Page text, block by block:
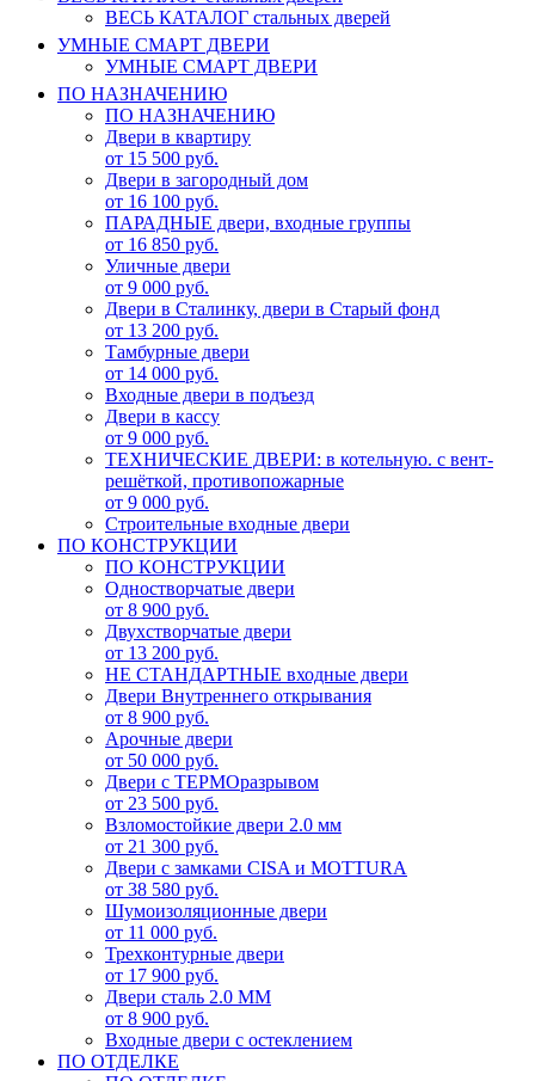
ВЕСЬ КАТАЛОГ стальных дверей
УМНЫЕ СМАРТ ДВЕРИ
УМНЫЕ СМАРТ ДВЕРИ
ПО НАЗНАЧЕНИЮ
ПО НАЗНАЧЕНИЮ
Двери в квартиру
от 15 500 руб.
Двери в загородный дом
от 16 100 руб.
ПАРАДНЫЕ двери, входные группы
от 16 850 руб.
Уличные двери
от 9 000 руб.
Двери в Сталинку, двери в Старый фонд
от 13 200 руб.
Тамбурные двери
от 14 000 руб.
Входные двери в подъезд
Двери в кассу
от 9 000 руб.
ТЕХНИЧЕСКИЕ ДВЕРИ: в котельную. с вент-
решёткой, противопожарные
от 9 000 руб.
Строительные входные двери
ПО КОНСТРУКЦИИ
ПО КОНСТРУКЦИИ
Одностворчатые двери
от 8 900 руб.
Двухстворчатые двери
от 13 200 руб.
НЕ СТАНДАРТНЫЕ входные двери
Двери Внутреннего открывания
от 8 900 руб.
Арочные двери
от 50 000 руб.
Двери с ТЕРМОразрывом
от 23 500 руб.
Взломостойкие двери 2.0 мм
от 21 300 руб.
Двери с замками CISA и MOTTURA
от 38 580 руб.
Шумоизоляционные двери
от 11 000 руб.
Трехконтурные двери
от 17 900 руб.
Двери сталь 2.0 ММ
от 8 900 руб.
Входные двери с остеклением
ПО ОТДЕЛКЕ